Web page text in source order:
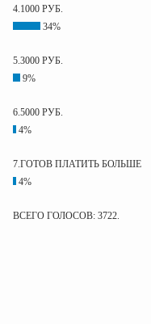
4.1000 РУБ.
34%
5.3000 РУБ.
9%
6.5000 РУБ.
4%
7.ГОТОВ ПЛАТИТЬ БОЛЬШЕ
4%
ВСЕГО ГОЛОСОВ: 3722.